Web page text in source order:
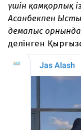
үшін қамқорлық
Асанбекпен
демалыс
делінген